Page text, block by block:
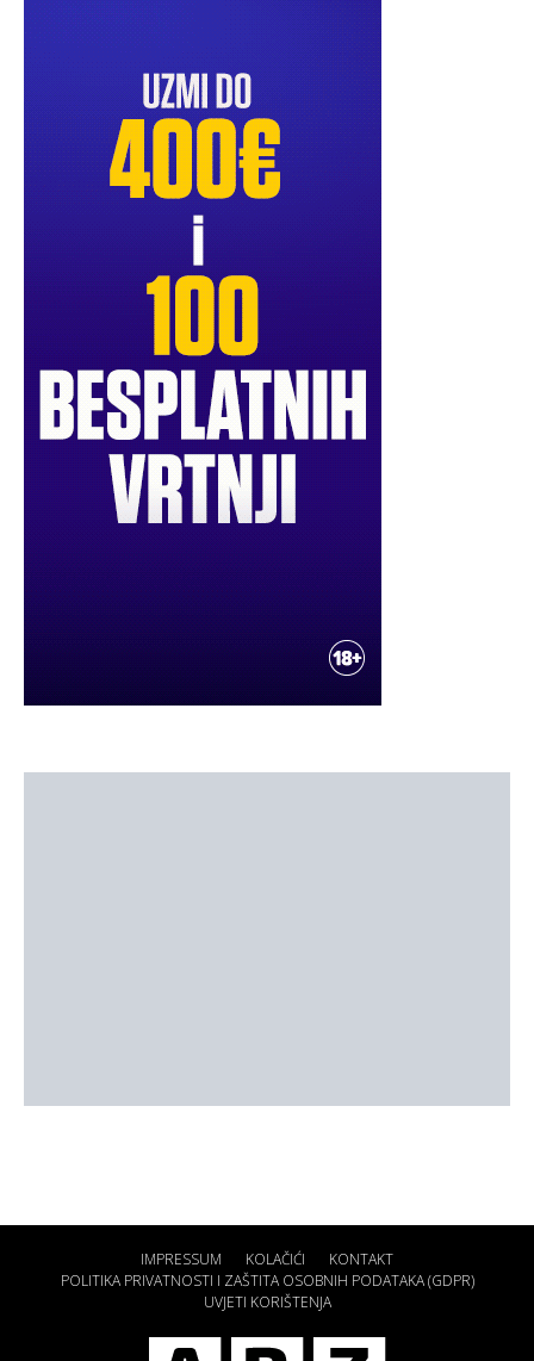
IMPRESSUM KOLAČIĆI
KONTAKT
POLITIKA PRIVATNOSTI I ZAŠTITA OSOBNIH PODATAKA (GDPR)
UVJETI KORIŠTENJA